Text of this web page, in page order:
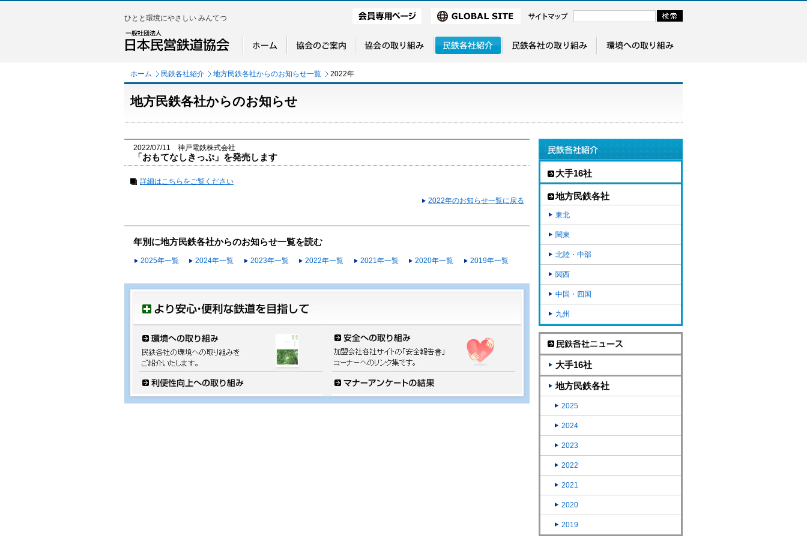
ひとと環境にやさしい みんてつ
ホーム 民鉄各社紹介 地方民鉄各社からのお知らせ一覧 2022年
地方民鉄各社からのお知らせ
2022/07/11 神戸電鉄株式会社
「おもてなしきっぷ」を発売します
詳細はこちらをご覧ください
2022年のお知らせ一覧に戻る
年別に地方民鉄各社からのお知らせ一覧を読む
2025年一覧 2024年一覧 2023年一覧 2022年一覧 2021年一覧 2020年一覧 2019年一覧
大手16社
地方民鉄各社
東北
関東
北陸・中部
関西
中国・四国
九州
大手16社
地方民鉄各社
2025
2024
2023
2022
2021
2020
2019